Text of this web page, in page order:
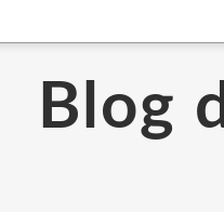
Blog